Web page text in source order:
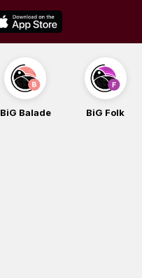
BiG Balade BiG Folk